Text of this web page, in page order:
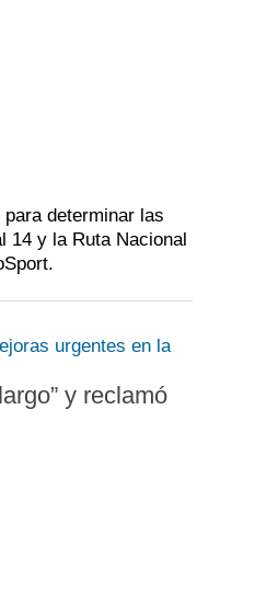
determinar las
14 y la Ruta Nacional
y reclamó